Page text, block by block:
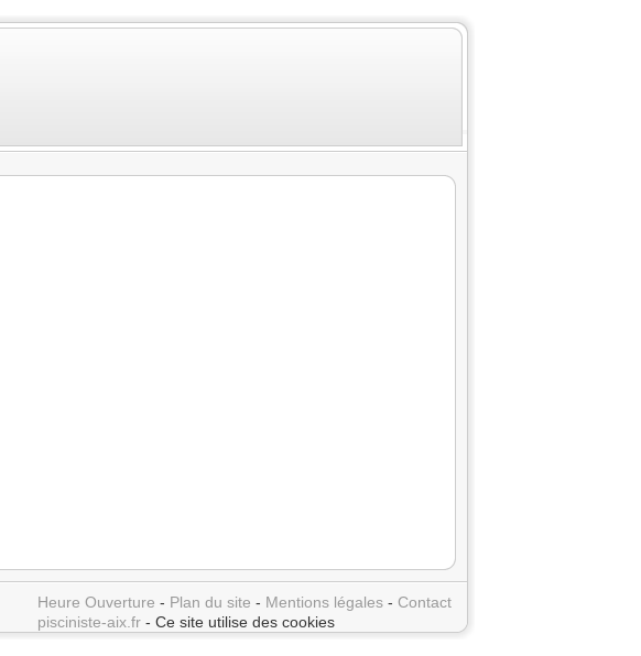
Heure Ouverture - Plan du site - Mentions légales - Contact
pisciniste-aix.fr - Ce site utilise des cookies